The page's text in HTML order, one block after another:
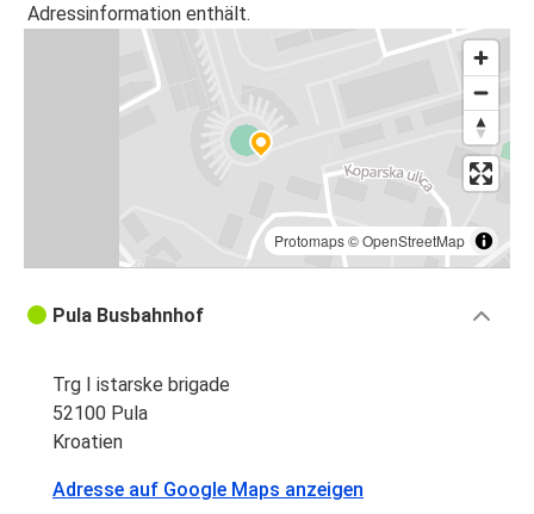
Adressinformation enthält.
Protomaps©OpenStreetMap
Pula Busbahnhof
Trg I istarske brigade
52100 Pula
Kroatien
Adresse auf Google Maps anzeigen